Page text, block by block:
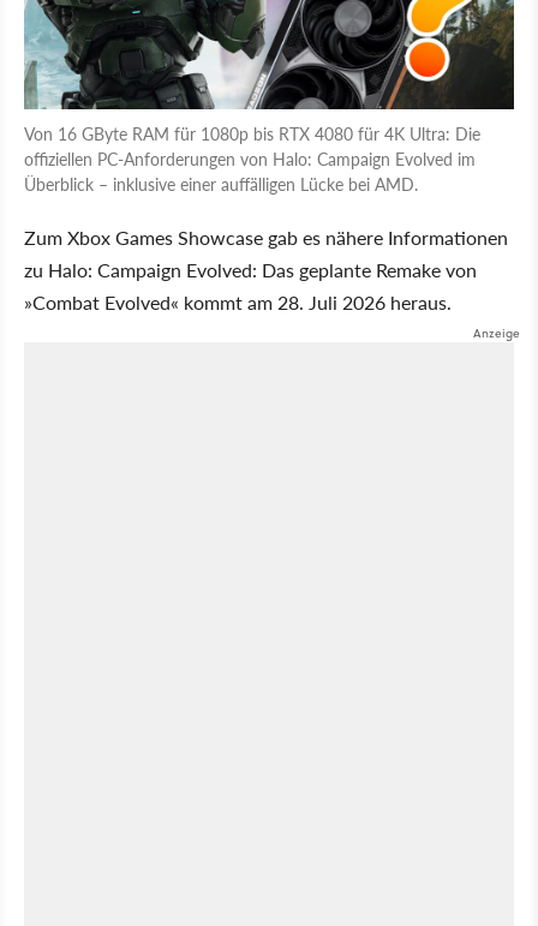
Von 16 GByte RAM für 1080p bis RTX 4080 für 4K Ultra: Die
offiziellen PC-Anforderungen von Halo: Campaign Evolved im
Überblick – inklusive einer auffälligen Lücke bei AMD.
Zum Xbox Games Showcase gab es nähere Informationen
zu Halo: Campaign Evolved: Das geplante Remake von
»Combat Evolved« kommt am 28. Juli 2026 heraus.